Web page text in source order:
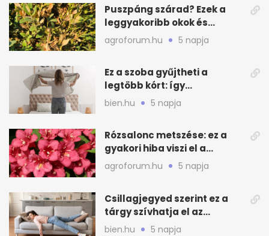
Puszpáng szárad? Ezek a
leggyakoribb okok és
teendők
agroforum.hu 5 napja
Ez a szoba gyűjtheti a
legtöbb kórt: így
mélytisztítsd otthon
bien.hu 5 napja
Rózsalonc metszése: ez a
gyakori hiba viszi el a
virágzást
agroforum.hu 5 napja
Csillagjegyed szerint ez a
tárgy szívhatja el az
otthonod energiáját
bien.hu 5 napja